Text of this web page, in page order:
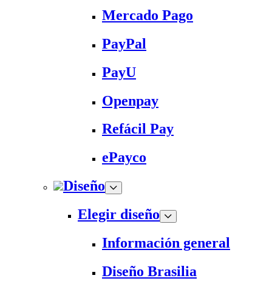
Mercado Pago
PayPal
PayU
Openpay
Refácil Pay
ePayco
Diseño
Elegir diseño
Información general
Diseño Brasilia